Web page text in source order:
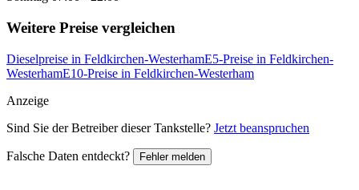
Weitere Preise vergleichen
Dieselpreise in Feldkirchen-WesterhamE5-Preise in Feldkirchen-
WesterhamE10-Preise in Feldkirchen-Westerham
Anzeige
Sind Sie der Betreiber dieser Tankstelle? Jetzt beanspruchen
Falsche Daten entdeckt? Fehler melden